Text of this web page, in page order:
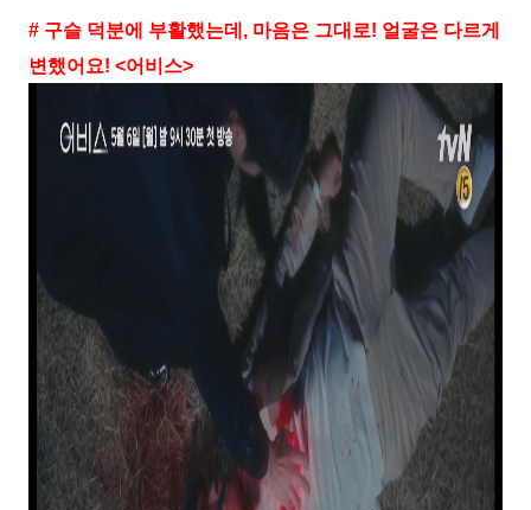
# 구슬 덕분에 부활했는데, 마음은 그대로! 얼굴은 다르게
변했어요! <어비스>